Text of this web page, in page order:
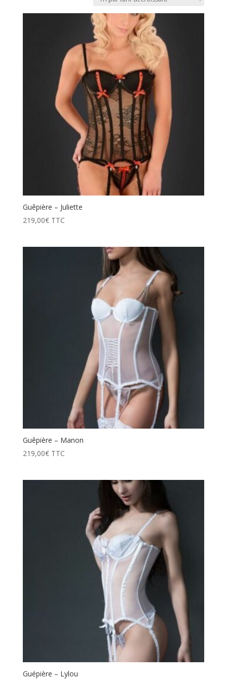
prix
décroissant
Guêpière – Juliette
219,00€ TTC
Guêpière – Manon
219,00€ TTC
Guépière – Lylou